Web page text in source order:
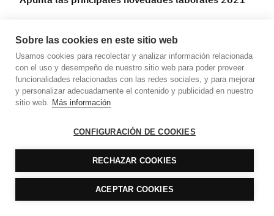
Novedades en renta y sociedades para 2021
Sobre las cookies en este sitio web
Usamos cookies para recolectar y analizar información relacionada
con el uso y desempeño de nuestro sitio web para poder proveer
funcionalidades relacionadas con las redes sociales, y para mejorar
y personalizar adecuadamente el contenido y publicidad en nuestro
sitio web. Más información
CONFIGURACIÓN DE COOKIES
RECHAZAR COOKIES
ACEPTAR COOKIES